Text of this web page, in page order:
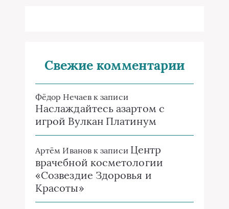
Свежие комментарии
Фёдор Нечаевк записи
Наслаждайтесь азартом с
игрой Вулкан Платинум
Артём Ивановк записи Центр
врачебной косметологии
«Созвездие Здоровья и
Красоты»